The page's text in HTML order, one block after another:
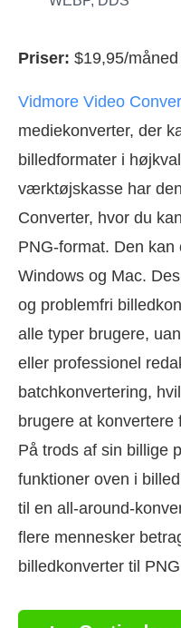
Priser: $19,95/måned
Vidmore Video
mediekonverter, der
billedformater i
værktøjskasse har
Converter, hvor du
PNG-format. Den
Windows og Mac.
og problemfri
alle typer brugere,
eller professionel
batchkonvertering,
brugere at konvertere
På trods af sin billige
funktioner oven i
til en all-around-
flere mennesker
billedkonverter til